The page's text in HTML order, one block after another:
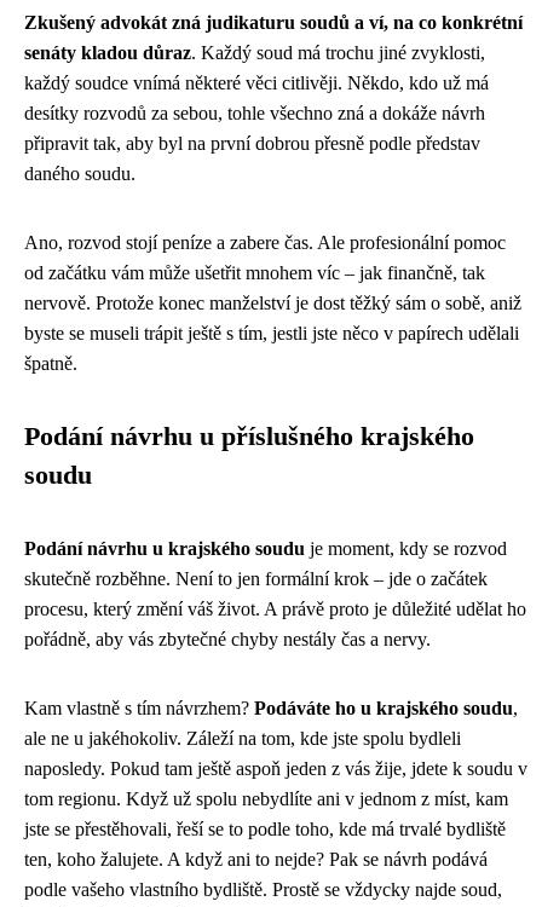
Zkušený advokát zná judikaturu soudů a ví, na co konkrétní
senáty kladou důraz. Každý soud má trochu jiné zvyklosti,
každý soudce vnímá některé věci citlivěji. Někdo, kdo už má
desítky rozvodů za sebou, tohle všechno zná a dokáže návrh
připravit tak, aby byl na první dobrou přesně podle představ
daného soudu.
Ano, rozvod stojí peníze a zabere čas. Ale profesionální pomoc
od začátku vám může ušetřit mnohem víc – jak finančně, tak
nervově. Protože konec manželství je dost těžký sám o sobě, aniž
byste se museli trápit ještě s tím, jestli jste něco v papírech udělali
špatně.
Podání návrhu u příslušného krajského
soudu
Podání návrhu u krajského soudu je moment, kdy se rozvod
skutečně rozběhne. Není to jen formální krok – jde o začátek
procesu, který změní váš život. A právě proto je důležité udělat ho
pořádně, aby vás zbytečné chyby nestály čas a nervy.
Kam vlastně s tím návrzhem? Podáváte ho u krajského soudu,
ale ne u jakéhokoliv. Záleží na tom, kde jste spolu bydleli
naposledy. Pokud tam ještě aspoň jeden z vás žije, jdete k soudu v
tom regionu. Když už spolu nebydlíte ani v jednom z míst, kam
jste se přestěhovali, řeší se to podle toho, kde má trvalé bydliště
ten, koho žalujete. A když ani to nejde? Pak se návrh podává
podle vašeho vlastního bydliště. Prostě se vždycky najde soud,